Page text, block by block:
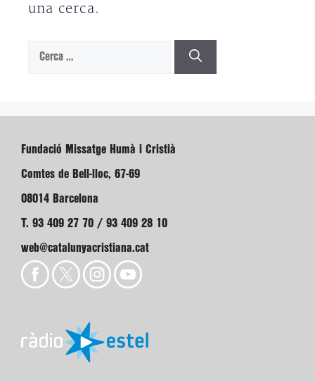
una cerca.
Cerca:
Fundació Missatge Humà i Cristià
Comtes de Bell-lloc, 67-69
08014 Barcelona
T. 93 409 27 70 / 93 409 28 10
web@catalunyacristiana.cat